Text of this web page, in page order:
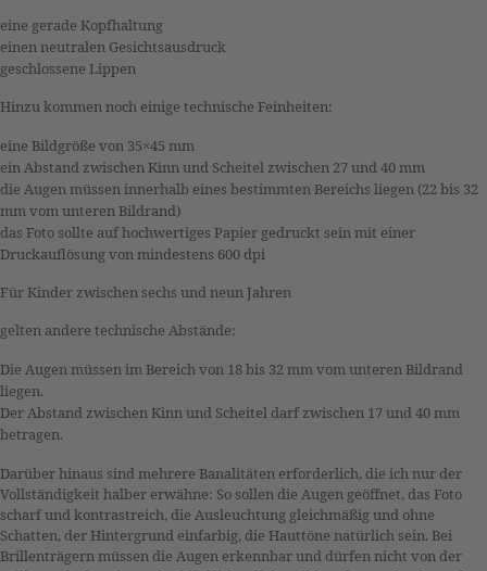
eine gerade Kopfhaltung
einen neutralen Gesichtsausdruck
geschlossene Lippen
Hinzu kommen noch einige technische Feinheiten:
eine Bildgröße von 35×45 mm
ein Abstand zwischen Kinn und Scheitel zwischen 27 und 40 mm
die Augen müssen innerhalb eines bestimmten Bereichs liegen (22 bis 32
mm vom unteren Bildrand)
das Foto sollte auf hochwertiges Papier gedruckt sein mit einer
Druckauflösung von mindestens 600 dpi
Für Kinder zwischen sechs und neun Jahren
gelten andere technische Abstände:
Die Augen müssen im Bereich von 18 bis 32 mm vom unteren Bildrand
liegen.
Der Abstand zwischen Kinn und Scheitel darf zwischen 17 und 40 mm
betragen.
Darüber hinaus sind mehrere Banalitäten erforderlich, die ich nur der
Vollständigkeit halber erwähne: So sollen die Augen geöffnet, das Foto
scharf und kontrastreich, die Ausleuchtung gleichmäßig und ohne
Schatten, der Hintergrund einfarbig, die Hauttöne natürlich sein. Bei
Brillenträgern müssen die Augen erkennbar und dürfen nicht von der